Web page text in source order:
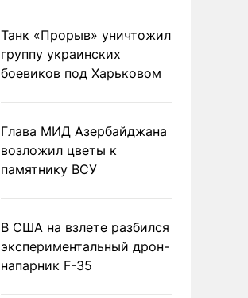
Танк «Прорыв» уничтожил
группу украинских
боевиков под Харьковом
Глава МИД Азербайджана
возложил цветы к
памятнику ВСУ
В США на взлете разбился
экспериментальный дрон-
напарник F-35